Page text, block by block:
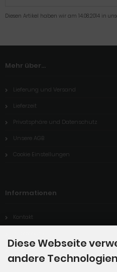
Diesen Artikel haben wir am 14.08.2014 in
Mehr über...
Lieferung und Versand
Lieferzeit
Privatsphäre und Datenschutz
Unsere AGB
Cookie Einstellungen
Informationen
Kontakt
Sitemap
Diese Webseite
andere Technologien